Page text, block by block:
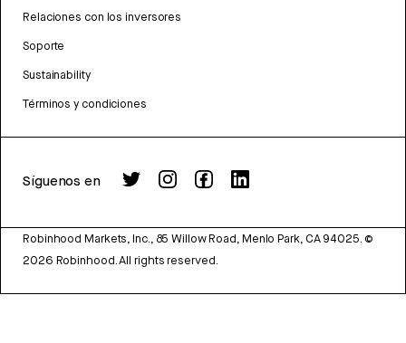
Relaciones con los inversores
Soporte
Sustainability
Términos y condiciones
Síguenos en
Robinhood Markets, Inc., 85 Willow Road, Menlo Park, CA 94025. ©
2026 Robinhood. All rights reserved.